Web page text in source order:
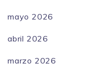
mayo 2026
abril 2026
marzo 2026